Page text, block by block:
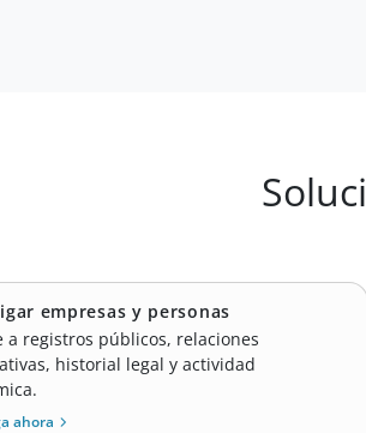
empresas y personas
a registros públicos, relaciones
historial legal y actividad
ahora